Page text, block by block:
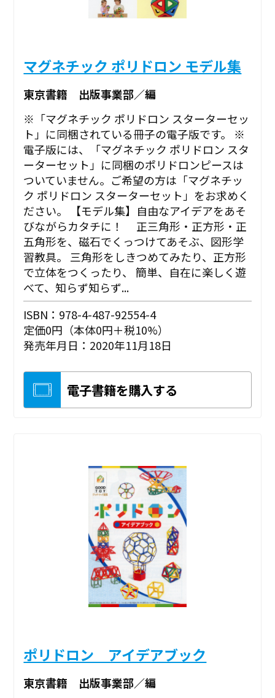
マグネチック ポリドロン モデル集
東京書籍 出版事業部／編
※「マグネチック ポリドロン スターターセッ
ト」に同梱されている冊子の電子版です。 ※
電子版には、「マグネチック ポリドロン スタ
ーターセット」に同梱のポリドロンピースは
ついていません。ご希望の方は「マグネチッ
ク ポリドロン スターターセット」をお求めく
ださい。 【モデル集】自由なアイデアをあそ
びながらカタチに！ 正三角形・正方形・正
五角形を、磁石でくっつけてあそぶ、図形学
習教具。 三角形をしきつめてみたり、正方形
で立体をつくったり、 簡単、自在に楽しく遊
べて、知らず知らず...
ISBN：978-4-487-92554-4
定価0円（本体0円＋税10%）
発売年月日：2020年11月18日
電子書籍を購入する
ポリドロン アイデアブック
東京書籍 出版事業部／編